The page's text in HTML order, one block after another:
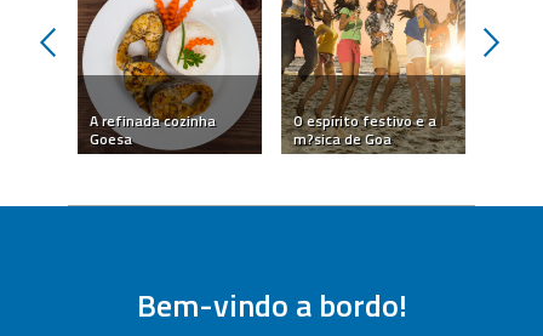
A refinada cozinha
Goesa
O espírito festivo e a
m?sica de Goa
prev
Bem-vindo a bordo!